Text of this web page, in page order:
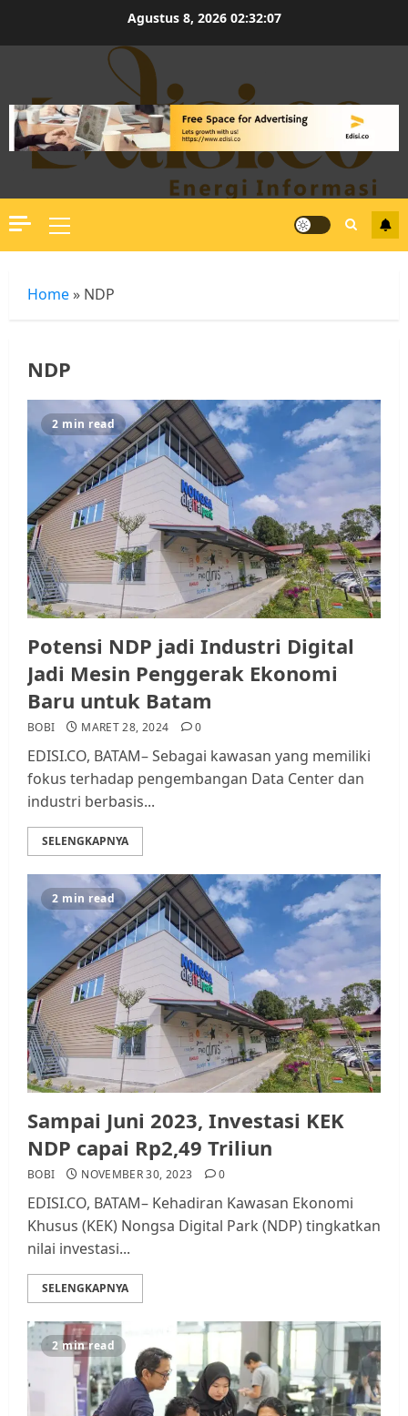
Agustus 8, 2026 02:32:08
Primary
Menu
Home » NDP
NDP
2 min read
Potensi NDP jadi Industri Digital
Jadi Mesin Penggerak Ekonomi
Baru untuk Batam
BOBI MARET 28, 2024 0
EDISI.CO, BATAM– Sebagai kawasan yang memiliki
fokus terhadap pengembangan Data Center dan
industri berbasis...
SELENGKAPNYA
2 min read
Sampai Juni 2023, Investasi KEK
NDP capai Rp2,49 Triliun
BOBI NOVEMBER 30, 2023 0
EDISI.CO, BATAM– Kehadiran Kawasan Ekonomi
Khusus (KEK) Nongsa Digital Park (NDP) tingkatkan
nilai investasi...
SELENGKAPNYA
2 min read